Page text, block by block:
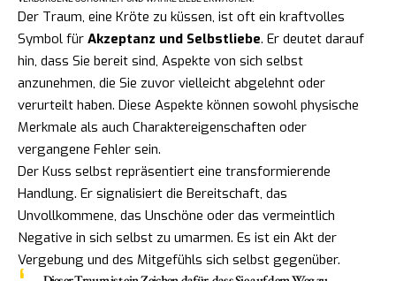
Der Traum, eine Kröte zu küssen, ist oft ein kraftvolles
Symbol für Akzeptanz und Selbstliebe. Er deutet darauf
hin, dass Sie bereit sind, Aspekte von sich selbst
anzunehmen, die Sie zuvor vielleicht abgelehnt oder
verurteilt haben. Diese Aspekte können sowohl physische
Merkmale als auch Charaktereigenschaften oder
vergangene Fehler sein.
Der Kuss selbst repräsentiert eine transformierende
Handlung. Er signalisiert die Bereitschaft, das
Unvollkommene, das Unschöne oder das vermeintlich
Negative in sich selbst zu umarmen. Es ist ein Akt der
Vergebung und des Mitgefühls sich selbst gegenüber.